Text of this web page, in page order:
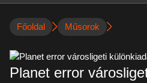
Főoldal Műsorok
Planet error